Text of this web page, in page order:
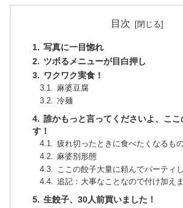
目次
写真に一目惚れ
ツボるメニューが目白押し
ワクワク実食！
麻婆豆腐
冷麺
誰かもっと言ってくださいよ、ここ
す！
疲れ切ったときに食べたくなるも
麻婆別形態
ここの餃子大量に頼んでパーティ
追記：大事なことなので付け加え
生餃子、30人前買いました！